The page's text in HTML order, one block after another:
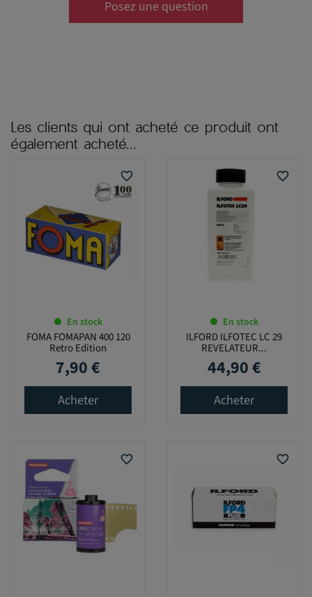
Posez une question
Les clients qui ont acheté ce produit ont
également acheté...
favorite_border
En stock
FOMA FOMAPAN 400 120
Retro Edition
Prix
7,90 €
Acheter
favorite_border
En stock
ILFORD ILFOTEC LC 29
REVELATEUR...
Prix
44,90 €
Acheter
favorite_border favorite_border